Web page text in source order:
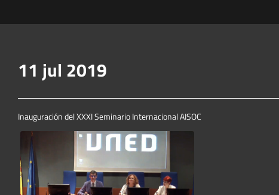
11 jul 2019
Inauguración del XXXI Seminario Internacional AISOC